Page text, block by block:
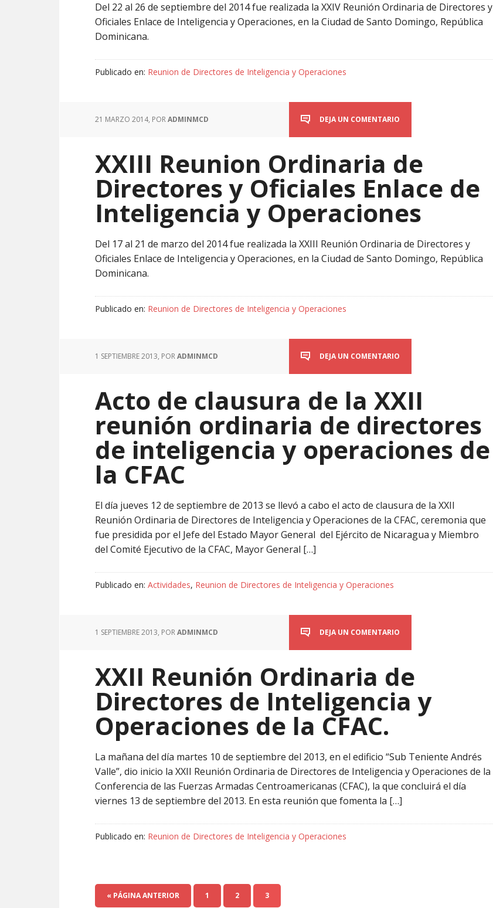
Del 22 al 26 de septiembre del 2014 fue realizada la XXIV Reunión Ordinaria de Directores y
Oficiales Enlace de Inteligencia y Operaciones, en la Ciudad de Santo Domingo, República
Dominicana.
Publicado en: Reunion de Directores de Inteligencia y Operaciones
21 MARZO 2014, PORADMINMCD DEJA UN COMENTARIO
XXIII Reunion Ordinaria de
Directores y Oficiales Enlace de
Inteligencia y Operaciones
Del 17 al 21 de marzo del 2014 fue realizada la XXIII Reunión Ordinaria de Directores y
Oficiales Enlace de Inteligencia y Operaciones, en la Ciudad de Santo Domingo, República
Dominicana.
Publicado en: Reunion de Directores de Inteligencia y Operaciones
1 SEPTIEMBRE 2013, PORADMINMCD DEJA UN COMENTARIO
Acto de clausura de la XXII
reunión ordinaria de directores
de inteligencia y operaciones de
la CFAC
El día jueves 12 de septiembre de 2013 se llevó a cabo el acto de clausura de la XXII
Reunión Ordinaria de Directores de Inteligencia y Operaciones de la CFAC, ceremonia que
fue presidida por el Jefe del Estado Mayor General del Ejército de Nicaragua y Miembro
del Comité Ejecutivo de la CFAC, Mayor General […]
Publicado en: Actividades, Reunion de Directores de Inteligencia y Operaciones
1 SEPTIEMBRE 2013, PORADMINMCD DEJA UN COMENTARIO
XXII Reunión Ordinaria de
Directores de Inteligencia y
Operaciones de la CFAC.
La mañana del día martes 10 de septiembre del 2013, en el edificio “Sub Teniente Andrés
Valle”, dio inicio la XXII Reunión Ordinaria de Directores de Inteligencia y Operaciones de la
Conferencia de las Fuerzas Armadas Centroamericanas (CFAC), la que concluirá el día
viernes 13 de septiembre del 2013. En esta reunión que fomenta la […]
Publicado en: Reunion de Directores de Inteligencia y Operaciones
« PÁGINA ANTERIOR 1 2 3